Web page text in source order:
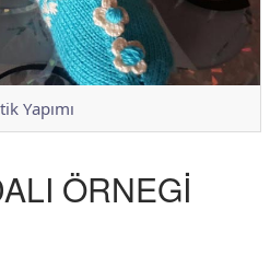
Yapımı
ÖRNEGİ